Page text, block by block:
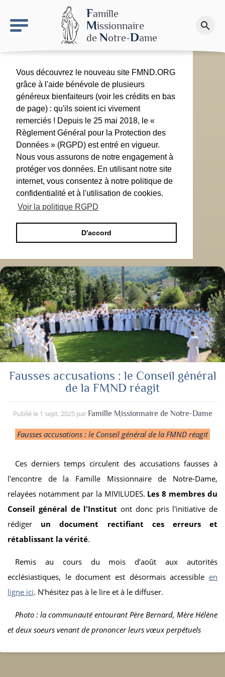
Famille
Missionnaire
de Notre-Dame
search
Faire un don
Vous découvrez le nouveau site FMND.ORG
grâce à l'aide bénévole de plusieurs
généreux bienfaiteurs (voir les crédits en bas
de page) : qu'ils soient ici vivement
remerciés ! Depuis le 25 mai 2018, le «
Règlement Général pour la Protection des
Données » (RGPD) est entré en vigueur.
Nous vous assurons de notre engagement à
protéger vos données. En utilisant notre site
internet, vous consentez à notre politique de
confidentialité et à l'utilisation de cookies.
Voir la politique RGPD
D'accord
Fausses accusations : le Conseil général
de la FMND réagit
Publié le 1 sept. 2025 parFamille Missionnaire de Notre-Dame
Fausses accusations : le Conseil général de la FMND réagit
Ces derniers temps circulent des accusations fausses à
l'encontre de la Famille Missionnaire de Notre-Dame,
relayées notamment par la MIVILUDES. Les 8 membres du
Conseil général de l'Institut ont donc pris l'initiative de
rédiger un document rectifiant ces erreurs et
rétablissant la vérité.
Remis au cours du mois d'août aux autorités
ecclésiastiques, le document est désormais accessible en
ligne ici. N'hésitez pas à le lire et à le diffuser.
Photo : la communauté entourant Père Bernard, Mère Hélène
et deux soeurs venant de prononcer leurs vœux perpétuels